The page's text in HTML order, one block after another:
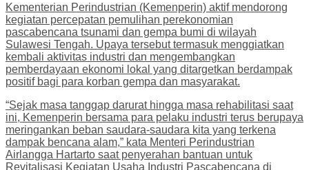
Kementerian Perindustrian (Kemenperin) aktif mendorong
kegiatan percepatan pemulihan perekonomian
pascabencana tsunami dan gempa bumi di wilayah
Sulawesi Tengah. Upaya tersebut termasuk menggiatkan
kembali aktivitas industri dan mengembangkan
pemberdayaan ekonomi lokal yang ditargetkan berdampak
positif bagi para korban gempa dan masyarakat.
“Sejak masa tanggap darurat hingga masa rehabilitasi saat
ini, Kemenperin bersama para pelaku industri terus berupaya
meringankan beban saudara-saudara kita yang terkena
dampak bencana alam,” kata Menteri Perindustrian
Airlangga Hartarto saat penyerahan bantuan untuk
Revitalisasi Kegiatan Usaha Industri Pascabencana di